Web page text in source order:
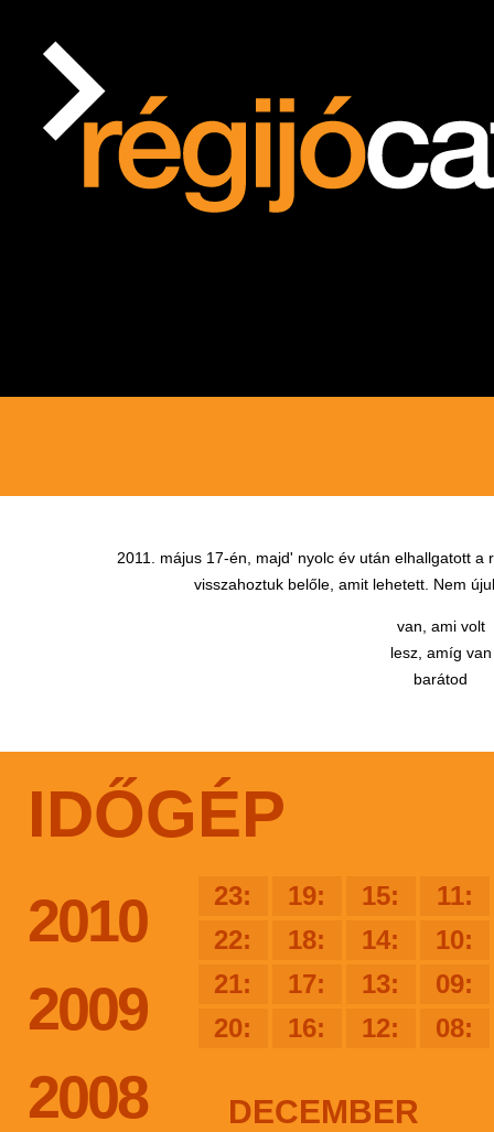
2011. május 17-én, majd' nyolc év után elhallgatott
visszahoztuk belőle, amit lehetett. Nem
van, ami volt
lesz, amíg van
barátod
IDŐGÉP
2010
2009
2008
23: 19: 15:
11:
22:
18: 14:
10:
21:
17: 13:
09:
20:
16: 12: 08:
DECEMBER